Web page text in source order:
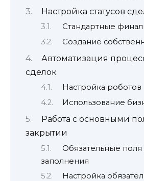
Настройка статусов
Стандартные
Создание
Автоматизация
сделок
Настройка роботов
Использование
Работа с основными
закрытии
Обязательные поля
заполнения
Настройка